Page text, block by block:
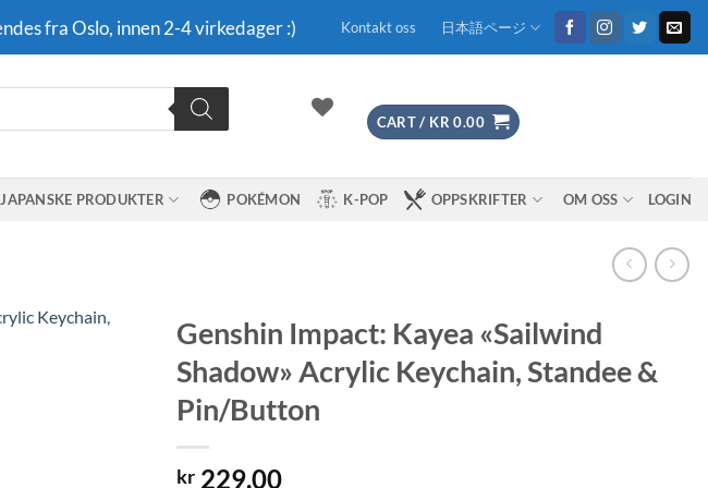
fra Oslo, innen 2-4 virkedager :) Kontakt oss 日本語ページ
CART / KR 0.00
JAPANSKE PRODUKTER POKÉMON K-POP OPPSKRIFTER OM OSS LOGIN
Genshin Impact: Kayea «Sailwind
Shadow» Acrylic Keychain, Standee &
Pin/Button
kr229.00